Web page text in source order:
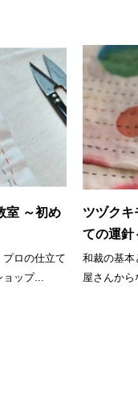
室 ～初め
ロの仕立て
ョップ...
ツヅクキ
ての運針
和裁の基本
屋さんか